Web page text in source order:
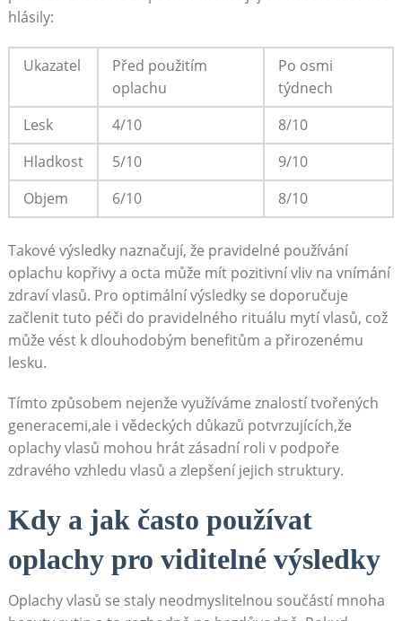
hlásily:
Ukazatel
Před použitím
oplachu
Po‍ osmi
⁣týdnech
Lesk
4/10
8/10
Hladkost
5/10
9/10
Objem
6/10 8/10
Takové výsledky naznačují, že pravidelné​ používání
oplachu kopřivy⁢ a octa může mít pozitivní vliv​ na vnímání
zdraví ⁣vlasů. Pro optimální výsledky se doporučuje
začlenit ⁤tuto péči do pravidelného rituálu ⁢mytí vlasů,⁣ což
může vést k dlouhodobým benefitům a ‍přirozenému
⁣lesku.
Tímto způsobem nejenže využíváme znalostí tvořených
generacemi,ale i vědeckých důkazů potvrzujících,že
oplachy vlasů⁤ mohou hrát zásadní roli‌ v podpoře⁢
zdravého vzhledu vlasů⁣ a ‌zlepšení jejich struktury.
Kdy ‍a jak‍ často používat
oplachy⁢ pro viditelné ​výsledky
Oplachy vlasů se staly neodmyslitelnou součástí mnoha